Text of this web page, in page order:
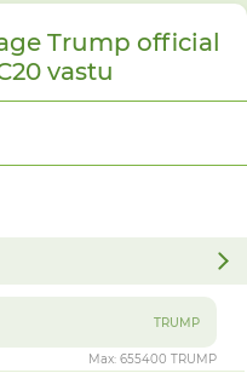
Trump official
vastu
TRUMP
Max: 655400 TRUMP